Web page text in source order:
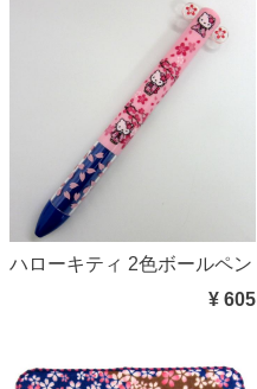
ハローキティ 2色ボールペン
¥ 605